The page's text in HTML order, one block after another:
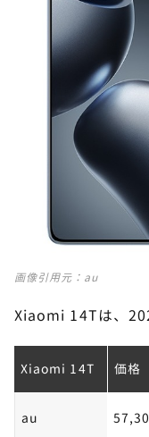
画像引用元： au
Xiaomi 14Tは、
Xiaomi 14T 価格
au